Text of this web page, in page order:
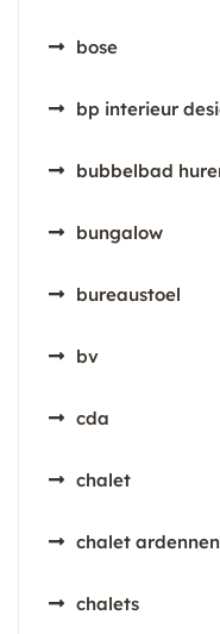
bose
bp interieur
bubbelbad
bungalow
bureaustoel
bv
cda
chalet
chalet ardennen
chalets